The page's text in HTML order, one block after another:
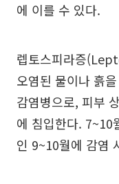
에 이를 수 있다.
렙토스피라증
오염된 물이나 흙
감염병으로, 피부
에 침입한다. 7~10
인 9~10월에 감염